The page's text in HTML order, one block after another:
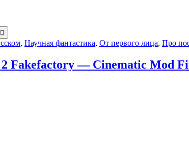
, Научная фантастика, От первого лица, Про
Fakefactory — Cinematic Mod